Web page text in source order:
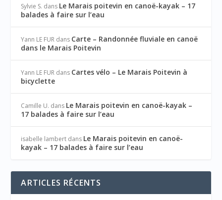
Sylvie S. dans Le Marais poitevin en canoë-kayak – 17
balades à faire sur l’eau
Yann LE FUR dans Carte – Randonnée fluviale en canoë
dans le Marais Poitevin
Yann LE FUR dans Cartes vélo – Le Marais Poitevin à
bicyclette
Camille U. dans Le Marais poitevin en canoë-kayak –
17 balades à faire sur l’eau
isabelle lambert dans Le Marais poitevin en canoë-
kayak – 17 balades à faire sur l’eau
ARTICLES RÉCENTS